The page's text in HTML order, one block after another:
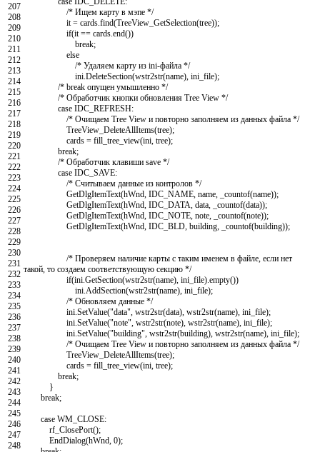
207
208
209
210
211
212
213
214
215
216
217
218
219
220
221
222
223
224
225
226
227
228
229
230
231
232
233
234
235
236
237
238
239
240
241
242
243
244
245
246
247
248
/* Ищем карту в мэпе */
it = cards find(TreeView_GetSelection(tree));
if(it == cards end())
break;
else
/* Удаляем карту из ini-файла */
ini DeleteSection(wstr2str(name) ini_file);
/* break опущен умышленно */
/* Обработчик кнопки обновления Tree View */
case IDC_REFRESH:
/* Очищаем Tree View и повторно заполняем из данных файла */
TreeView_DeleteAllItems(tree);
cards = fill_tree_view(ini tree);
break;
/* Обработчик клавиши save */
case IDC_SAVE:
/* Считываем данные из контролов */
GetDlgItemText(hWnd IDC_NAME name _countof(name));
GetDlgItemText(hWnd IDC_DATA data _countof(data));
GetDlgItemText(hWnd IDC_NOTE note _countof(note));
GetDlgItemText(hWnd IDC_BLD building _countof(building));
/* Проверяем наличие карты с таким именем в файле, если нет
такой, то создаем соответствующую секцию */
if(ini GetSection(wstr2str(name) ini_file) empty())
ini AddSection(wstr2str(name) ini_file);
/* Обновляем данные */
ini SetValue("data" wstr2str(data) wstr2str(name) ini_file);
ini SetValue("note" wstr2str(note) wstr2str(name) ini_file);
ini SetValue("building" wstr2str(building) wstr2str(name) ini_file);
/* Очищаем Tree View и повторно заполняем из данных файла */
TreeView_DeleteAllItems(tree);
cards = fill_tree_view(ini tree);
break;
}
break;
case WM_CLOSE:
rf_ClosePort();
EndDialog(hWnd 0);